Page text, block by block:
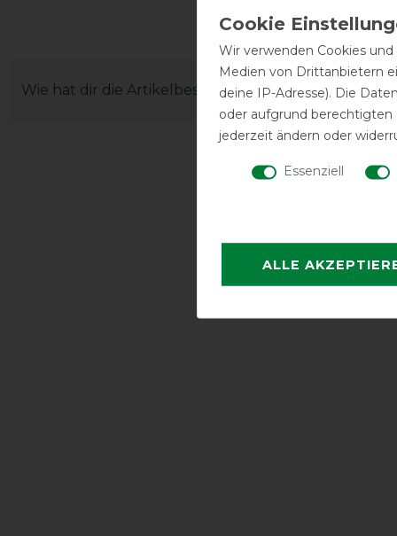
Wie hat dir die Artikelbeschreibung gefallen?
Wir verwenden Cookies
Medien von Drittanbietern
deine IP-Adresse). Die
oder aufgrund berechtigten
jederzeit ändern oder
Essenziell
ALLE